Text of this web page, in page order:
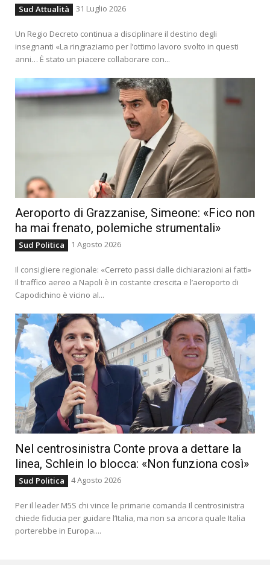
Sud Attualità 31 Luglio 2026
Un Regio Decreto continua a disciplinare il destino degli
insegnanti «La ringraziamo per l’ottimo lavoro svolto in questi
anni… È stato un piacere collaborare con...
Aeroporto di Grazzanise, Simeone: «Fico non
ha mai frenato, polemiche strumentali»
Sud Politica 1 Agosto 2026
Il consigliere regionale: «Cerreto passi dalle dichiarazioni ai fatti»
Il traffico aereo a Napoli è in costante crescita e l’aeroporto di
Capodichino è vicino al...
Nel centrosinistra Conte prova a dettare la
linea, Schlein lo blocca: «Non funziona così»
Sud Politica 4 Agosto 2026
Per il leader M5S chi vince le primarie comanda Il centrosinistra
chiede fiducia per guidare l’Italia, ma non sa ancora quale Italia
porterebbe in Europa....